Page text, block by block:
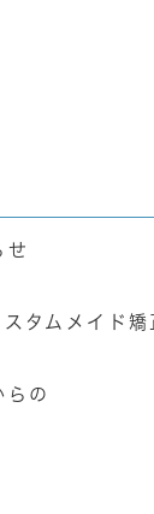
せ
タムメイド矯
らの